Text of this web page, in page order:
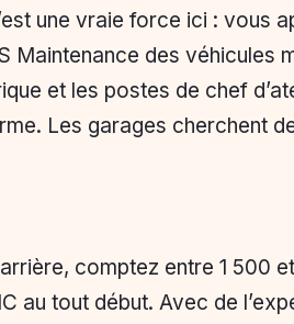
une vraie force ici : vous
Maintenance des véhicules
et les postes de chef
Les garages cherchent
comptez entre 1 500
au tout début. Avec de